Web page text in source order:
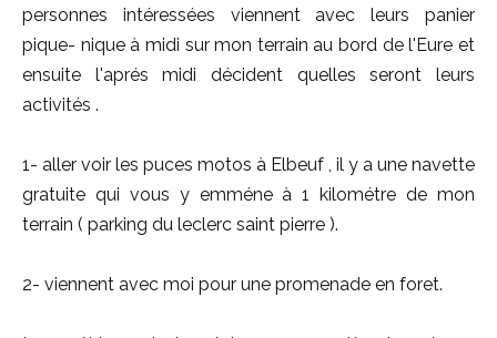
personnes intéressées viennent avec leurs panier
pique- nique à midi sur mon terrain au bord de l'Eure et
ensuite l'aprés midi décident quelles seront leurs
activités .
1- aller voir les puces motos à Elbeuf , il y a une navette
gratuite qui vous y emméne à 1 kilométre de mon
terrain ( parking du leclerc saint pierre ).
2- viennent avec moi pour une promenade en foret.